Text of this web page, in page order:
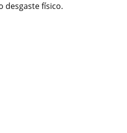
desgaste físico.